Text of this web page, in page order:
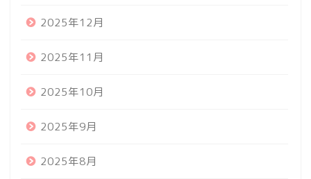
2025年12月
2025年11月
2025年10月
2025年9月
2025年8月